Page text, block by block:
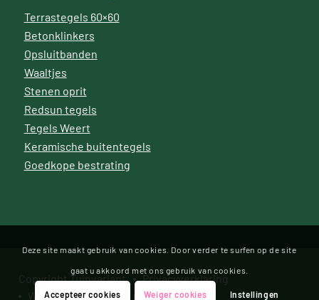
Terrastegels 60×60
Betonklinkers
Opsluitbanden
Waaltjes
Stenen oprit
Redsun tegels
Tegels Weert
Keramische buitentegels
Goedkope bestrating
Copyright Tuinvariant
Privacyverklaring
Website door Bonsai media
Deze site maakt gebruik van cookies. Door verder te surfen op de site
gaat u akkoord met ons gebruik van cookies.
Accepteer cookies Weiger cookies Instellingen